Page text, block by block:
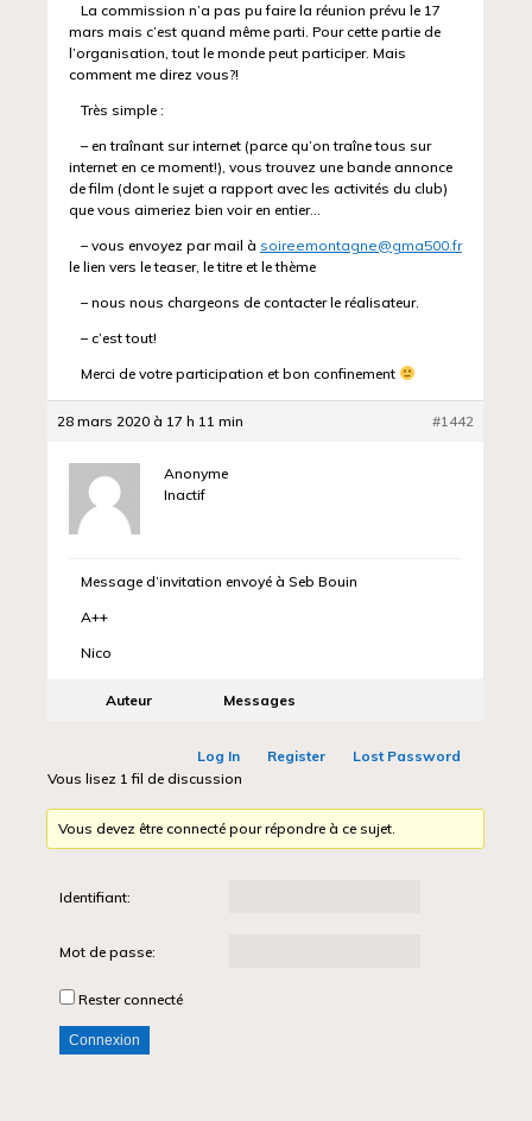
La commission n’a pas pu faire la réunion prévu le 17
mars mais c’est quand même parti. Pour cette partie de
l’organisation, tout le monde peut participer. Mais
comment me direz vous?!
Très simple :
– en traînant sur internet (parce qu’on traîne tous sur
internet en ce moment!), vous trouvez une bande annonce
de film (dont le sujet a rapport avec les activités du club)
que vous aimeriez bien voir en entier…
– vous envoyez par mail à soireemontagne@gma500.fr
le lien vers le teaser, le titre et le thème
– nous nous chargeons de contacter le réalisateur.
– c’est tout!
Merci de votre participation et bon confinement
28 mars 2020 à 17 h 11 min #1442
Anonyme
Inactif
Message d’invitation envoyé à Seb Bouin
A++
Nico
Auteur Messages
Log In Register
Lost Password
Vous lisez 1 fil de discussion
Vous devez être connecté pour répondre à ce sujet.
Identifiant:
Mot de passe:
Rester connecté
Connexion